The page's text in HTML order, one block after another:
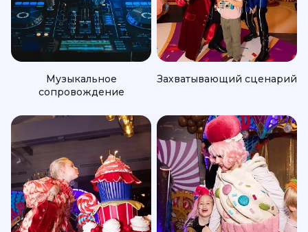
Музыкальное
сопровождение
Захватывающий сценарий